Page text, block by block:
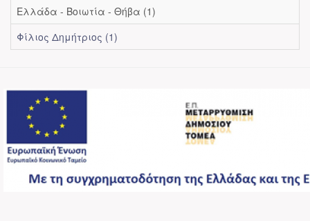
Ελλάδα - Βοιωτία - Θήβα (1)
Φίλιος Δημήτριος (1)